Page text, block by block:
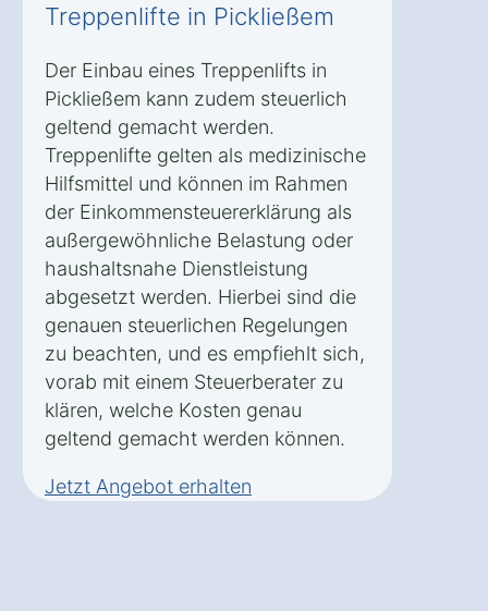
Treppenlifte in Pickließem
Der Einbau eines Treppenlifts in
Pickließem kann zudem steuerlich
geltend gemacht werden.
Treppenlifte gelten als medizinische
Hilfsmittel und können im Rahmen
der Einkommensteuererklärung als
außergewöhnliche Belastung oder
haushaltsnahe Dienstleistung
abgesetzt werden. Hierbei sind die
genauen steuerlichen Regelungen
zu beachten, und es empfiehlt sich,
vorab mit einem Steuerberater zu
klären, welche Kosten genau
geltend gemacht werden können.
Jetzt Angebot erhalten